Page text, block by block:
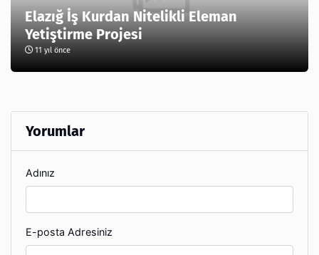
Elazığ İş Kurdan Nitelikli Eleman
Yetiştirme Projesi
11 yıl önce
Yorumlar
Adınız
E-posta Adresiniz